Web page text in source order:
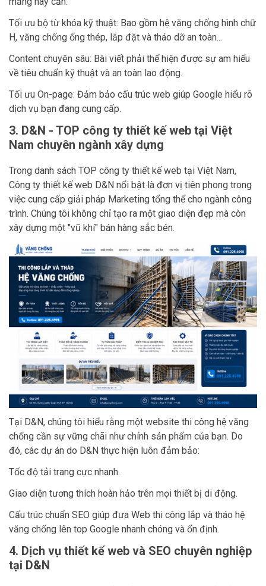
Tối ưu bộ từ khóa kỹ thuật: Bao gồm hệ văng chống hình chữ
H, văng chống ống thép, lắp đặt và tháo dỡ an toàn...
Content chuyên sâu: Bài viết phải thể hiện được sự am hiểu
về tiêu chuẩn kỹ thuật và an toàn lao động.
Tối ưu On-page: Đảm bảo cấu trúc web giúp Google hiểu rõ
dịch vụ bạn đang cung cấp.
3. D&N - TOP công ty thiết kế web tại Việt
Nam chuyên ngành xây dựng
Trong danh sách TOP công ty thiết kế web tại Việt Nam,
Công ty thiết kế web D&N nổi bật là đơn vị tiên phong trong
việc cung cấp giải pháp Marketing tổng thể cho ngành công
trình. Chúng tôi không chỉ tạo ra một giao diện đẹp mà còn
xây dựng một "vũ khí" bán hàng sắc bén.
Tại D&N, chúng tôi hiểu rằng một website thi công hệ văng
chống cần sự vững chãi như chính sản phẩm của bạn. Do
đó, các dự án do D&N thực hiện luôn đảm bảo:
Tốc độ tải trang cực nhanh.
Giao diện tương thích hoàn hảo trên mọi thiết bị di động.
Cấu trúc chuẩn SEO giúp đưa Web thi công lắp và tháo hệ
văng chống lên top Google nhanh chóng và ổn định.
4. Dịch vụ thiết kế web và SEO chuyên nghiệp
tại D&N